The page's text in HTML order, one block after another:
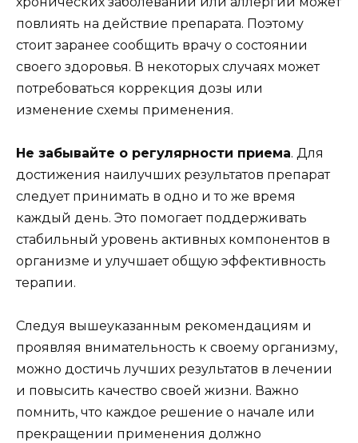
повлиять на действие препарата. Поэтому
стоит заранее сообщить врачу о состоянии
своего здоровья. В некоторых случаях может
потребоваться коррекция дозы или
изменение схемы применения.
Не забывайте о регулярности приема. Для
достижения наилучших результатов препарат
следует принимать в одно и то же время
каждый день. Это помогает поддерживать
стабильный уровень активных компонентов в
организме и улучшает общую эффективность
терапии.
Следуя вышеуказанным рекомендациям и
проявляя внимательность к своему организму,
можно достичь лучших результатов в лечении
и повысить качество своей жизни. Важно
помнить, что каждое решение о начале или
прекращении применения должно